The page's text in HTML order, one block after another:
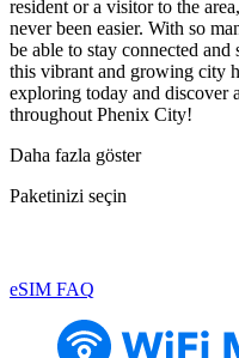
resident or a visitor to the
never been easier. With so
be able to stay connected
this vibrant and growing city
exploring today and discover
throughout Phenix City!
Daha fazla göster
Paketinizi seçin
eSIM FAQ